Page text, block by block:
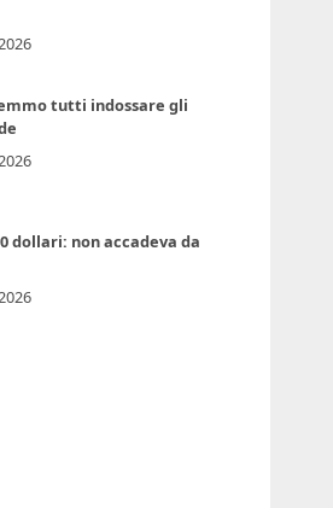
tutti indossare gli
dollari: non accadeva da